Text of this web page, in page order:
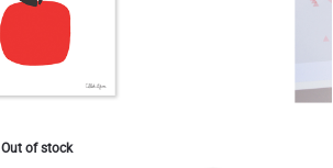
Out of stock